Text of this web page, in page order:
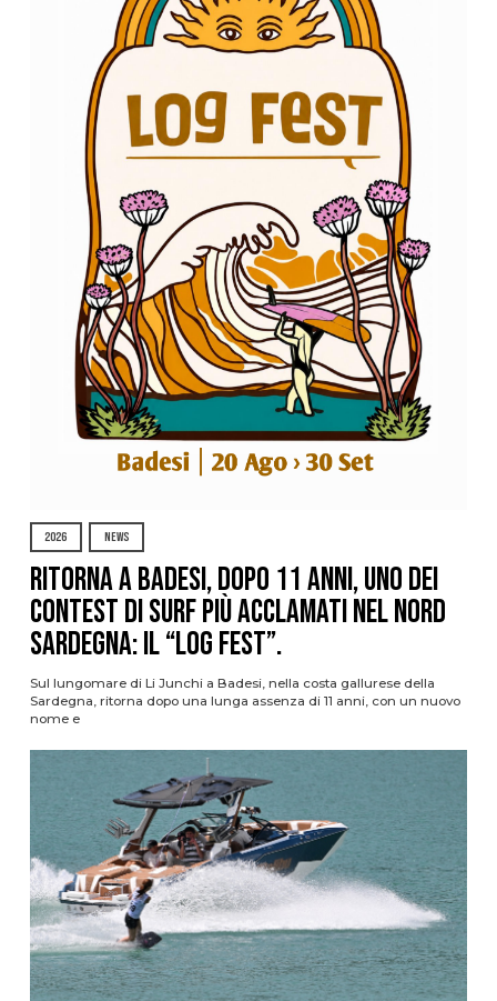
2026 NEWS
Ritorna a Badesi, dopo 11 anni, uno dei
contest di surf più acclamati nel nord
Sardegna: il “Log Fest”.
Sul lungomare di Li Junchi a Badesi, nella costa gallurese della
Sardegna, ritorna dopo una lunga assenza di 11 anni, con un nuovo
nome e